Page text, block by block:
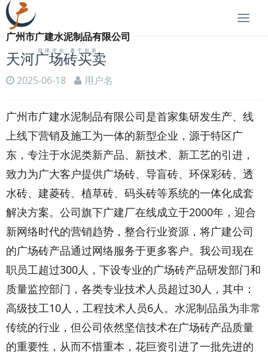
切
广州市广建水泥制品有限公司
迎接变化 勇于创新
天河广场砖买卖
2025-06-18 用户名
广州市广建水泥制品有限公司是首家集研发生产、线
上线下营销及施工为一体的新型企业，源于特区广
东，专注于水泥类新产品、新技术、新工艺的引进，
致力为广大客户提供广场砖、导盲砖、环保彩砖、透
水砖、建菱砖、植草砖、码头砖等系统的一体化成套
解决方案。公司旗下广建厂在线成立于2000年，迎合
新网络时代的营销趋势，整合行业资源，将广建公司
的广场砖产品通过网络服务于更多客户。我公司现在
职员工超过300人，下设专业的广场砖产品研发部门和
质量监控部门，各类专业技术人员超过30人，其中：
高级技工10人，工程技术人员6人。水泥制品虽为非常
传统的行业，但公司依然坚信技术在广场砖产品质量
的重要性，从而不惜重本，花巨资引进了一批先进的